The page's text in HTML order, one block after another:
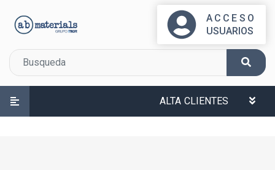
ACCESO
USUARIOS
ALTA CLIENTES